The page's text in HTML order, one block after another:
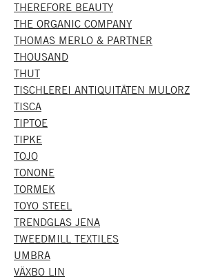
THEREFORE BEAUTY
THE ORGANIC COMPANY
THOMAS MERLO & PARTNER
THOUSAND
THUT
TISCHLEREI ANTIQUITÄTEN MULORZ
TISCA
TIPTOE
TIPKE
TOJO
TONONE
TORMEK
TOYO STEEL
TRENDGLAS JENA
TWEEDMILL TEXTILES
UMBRA
VÄXBO LIN